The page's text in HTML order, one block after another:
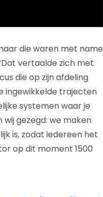
die waren met name
vertaalde zich met
die op zijn afdeling
ingewikkelde trajecten
systemen waar je
gezegd: we maken
is, zodat iedereen het
op dit moment 1500